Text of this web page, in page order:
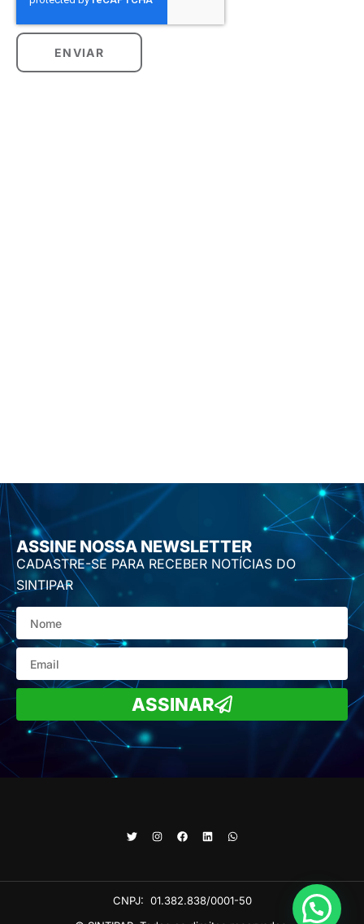
ENVIAR
ASSINE NOSSA NEWSLETTER
CADASTRE-SE PARA RECEBER NOTÍCIAS DO
SINTIPAR
ASSINAR
CNPJ: 01.382.838/0001-50